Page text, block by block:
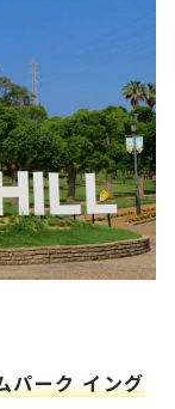
パーク イング